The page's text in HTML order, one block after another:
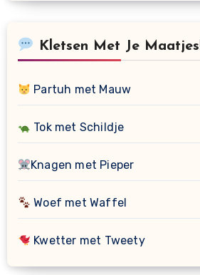
Kletsen Met Je
Partuh met Mauw
Tok met Schildje
Knagen met Pieper
Woef met Waffel
Kwetter met Tweety